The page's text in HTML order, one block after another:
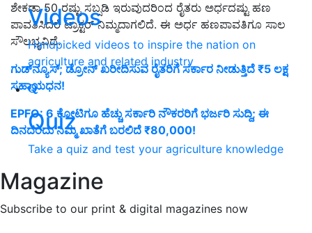
Videos
Handpicked videos to inspire the nation on
agriculture and related industry
Quiz
Take a quiz and test your agriculture knowledge
Magazine
Subscribe to our print & digital magazines now
ಶೇಕಡಾ 50 ರಷ್ಟು ಸಬ್ಸಡಿ ಇರುವುದರಿಂದ ರೈತರು ಅರ್ಧದಷ್ಟು ಹಣ
ಪಾವತಿಸಿದರೆ ಟ್ರಾಕ್ಟರ್ ನಿಮ್ಮದಾಗಲಿದೆ. ಈ ಅರ್ಧ ಹಣಪಾವತಿಗೂ ಸಾಲ
ಸೌಲಭ್ಯವಿದೆ.
ಗುಡ್‌ನ್ಯೂಸ್‌; ಡ್ರೋನ್ ಖರೀದಿಸುವ ರೈತರಿಗೆ ಸರ್ಕಾರ ನೀಡುತ್ತಿದೆ ₹5 ಲಕ್ಷ
ಸಹಾಯಧನ!
EPFO: 6 ಕೋಟಿಗೂ ಹೆಚ್ಚು ಸರ್ಕಾರಿ ನೌಕರರಿಗೆ ಭರ್ಜರಿ ಸುದ್ದಿ; ಈ
ದಿನದಂದು ನಿಮ್ಮ ಖಾತೆಗೆ ಬರಲಿದೆ ₹80,000!